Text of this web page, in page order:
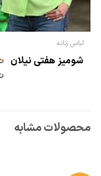
لباس زنانه
شومیز هفتی نیلان
محصولات مشابه